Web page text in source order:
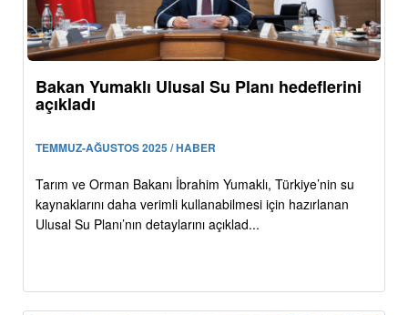
Bakan Yumaklı Ulusal Su Planı hedeflerini
açıkladı
TEMMUZ-AĞUSTOS 2025 / HABER
Tarım ve Orman Bakanı İbrahim Yumaklı, Türkiye’nin su
kaynaklarını daha verimli kullanabilmesi için hazırlanan
Ulusal Su Planı’nın detaylarını açıklad...